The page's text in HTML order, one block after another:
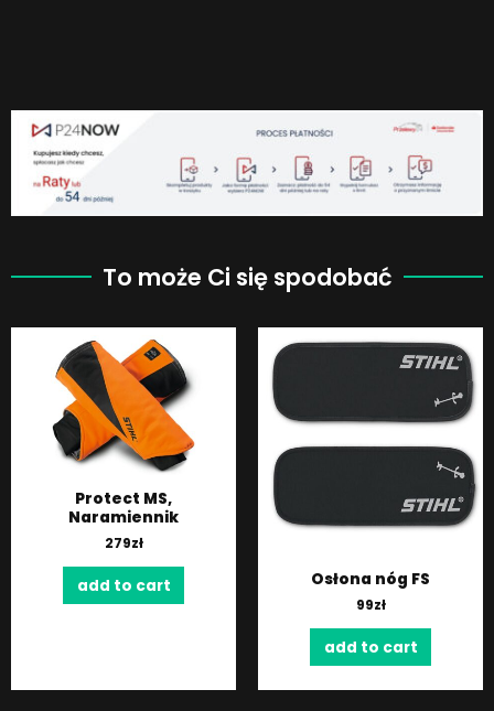
To może Ci się spodobać
Protect MS,
Naramiennik
279zł
add to cart Osłona nóg FS
99zł
add to cart